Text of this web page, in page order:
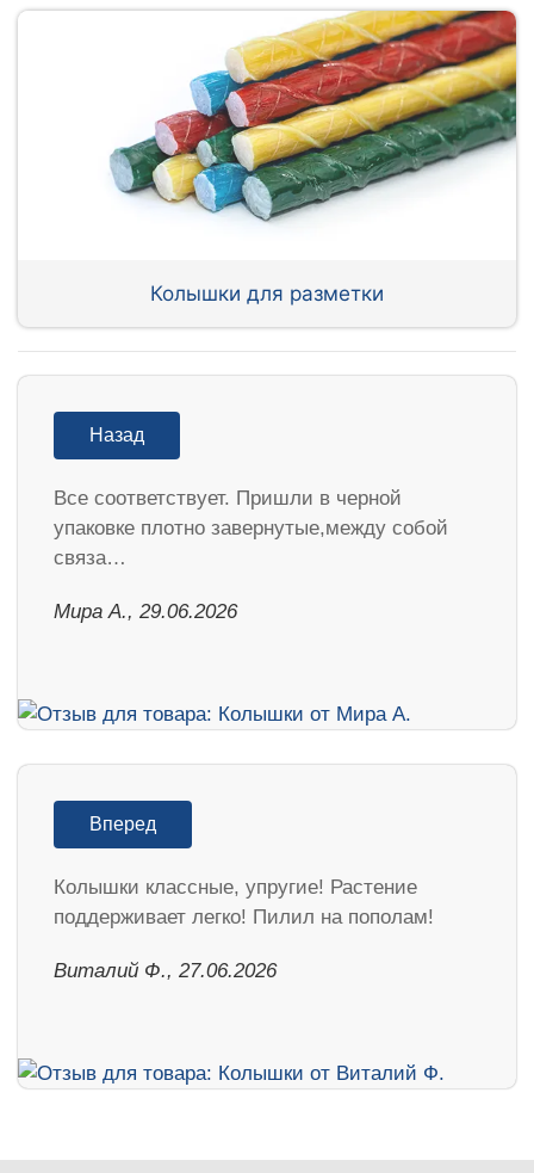
Колышки для разметки
Назад
Все соответствует. Пришли в черной
упаковке плотно завернутые,между собой
связа…
Мира А., 29.06.2026
Вперед
Колышки классные, упругие! Растение
поддерживает легко! Пилил на пополам!
Виталий Ф., 27.06.2026